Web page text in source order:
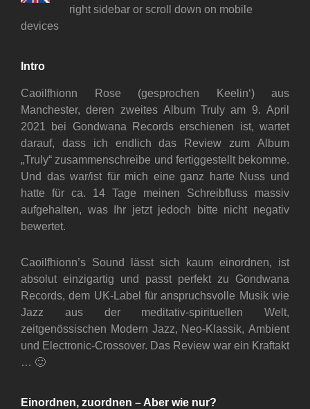
right sidebar or scroll down on mobile
devices
Intro
Caoilfhionn Rose (gesprochen Keelin‘) aus
Manchester, deren zweites Album Truly am 9. April
2021 bei Gondwana Records erschienen ist, wartet
darauf, dass ich endlich das Review zum Album
„Truly“ zusammenschreibe und fertiggestellt bekomme.
Und das war/ist für mich eine ganz harte Nuss und
hatte für ca. 14 Tage meinen Schreibfluss massiv
aufgehalten, was Ihr jetzt jedoch bitte nicht negativ
bewertet.
Caoilfhionn’s Sound lässt sich kaum einordnen, ist
absolut einzigartig und passt perfekt zu Gondwana
Records, dem UK-Label für anspruchsvolle Musik wie
Jazz aus der meditativ-spirituellen Welt,
zeitgenössischen Modern Jazz, Neo-Klassik, Ambient
und Electronic-Crossover. Das Review war ein Kraftakt
… 🙂
Einordnen, zuordnen – Aber wie nur?